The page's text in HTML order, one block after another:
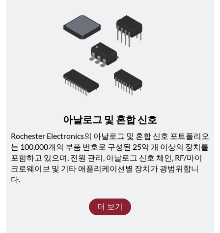
아날로그 및 혼합 신호
Rochester Electronics의 아날로그 및 혼합 신호 포트폴리오
는 100,000개의 부품 번호로 구성된 25억 개 이상의 장치를
포함하고 있으며, 전원 관리, 아날로그 신호 체인, RF/마이
크로웨이브 및 기타 애플리케이션별 장치가 광범위합니
다.
더 보기